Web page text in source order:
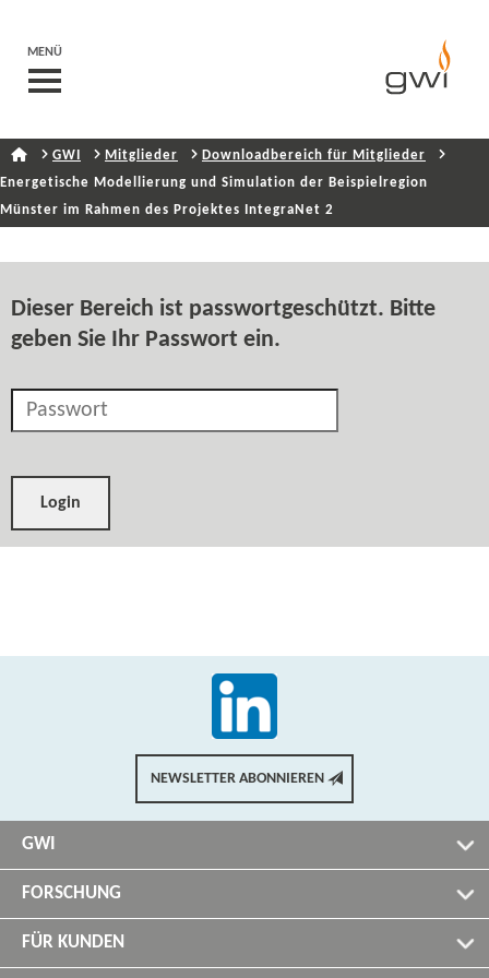
MENÜ
GWI Mitglieder
Downloadbereich für Mitglieder
Energetische Modellierung und Simulation der Beispielregion
Münster im Rahmen des Projektes IntegraNet 2
Dieser Bereich ist passwortgeschützt. Bitte
geben Sie Ihr Passwort ein.
NEWSLETTER ABONNIEREN
GWI
FORSCHUNG
FÜR KUNDEN